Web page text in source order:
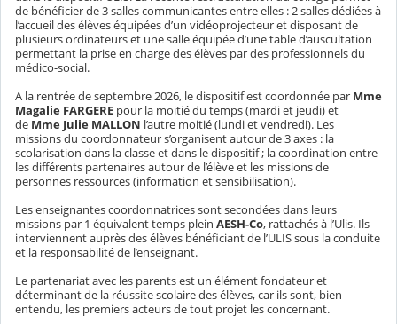
de bénéficier de 3 salles communicantes entre elles : 2 salles dédiées à
l’accueil des élèves équipées d’un vidéoprojecteur et disposant de
plusieurs ordinateurs et une salle équipée d’une table d’auscultation
permettant la prise en charge des élèves par des professionnels du
médico-social.
A la rentrée de septembre 2026, le dispositif est coordonnée par Mme
Magalie FARGERE pour la moitié du temps (mardi et jeudi) et
de Mme Julie MALLON l’autre moitié (lundi et vendredi). Les
missions du coordonnateur s’organisent autour de 3 axes : la
scolarisation dans la classe et dans le dispositif ; la coordination entre
les différents partenaires autour de l’élève et les missions de
personnes ressources (information et sensibilisation).
Les enseignantes coordonnatrices sont secondées dans leurs
missions par 1 équivalent temps plein AESH-Co, rattachés à l’Ulis. Ils
interviennent auprès des élèves bénéficiant de l’ULIS sous la conduite
et la responsabilité de l’enseignant.
Le partenariat avec les parents est un élément fondateur et
déterminant de la réussite scolaire des élèves, car ils sont, bien
entendu, les premiers acteurs de tout projet les concernant.